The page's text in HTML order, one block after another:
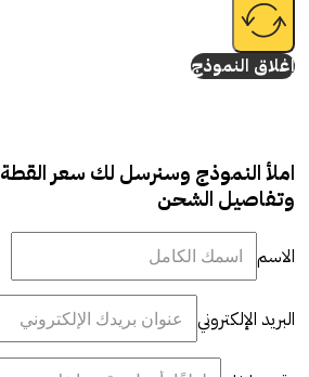
إغلاق النموذج
املأ النموذج وسنرسل لك سعر القطة
وتفاصيل الشحن
الاسم
البريد الإلكتروني